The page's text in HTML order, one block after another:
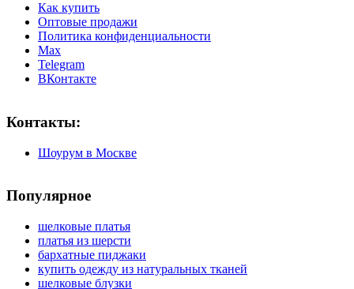
Как купить
Оптовые продажи
Политика конфиденциальности
Max
Telegram
ВКонтакте
Контакты:
Шоурум в Москве
Популярное
шелковые платья
платья из шерсти
бархатные пиджаки
купить одежду из натуральных тканей
шелковые блузки